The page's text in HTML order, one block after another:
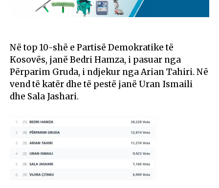
Në top 10-shë e Partisë Demokratike të
Kosovës, janë Bedri Hamza, i pasuar nga
Përparim Gruda, i ndjekur nga Arian Tahiri. Në
vend të katër dhe të pestë janë Uran Ismaili
dhe Sala Jashari.